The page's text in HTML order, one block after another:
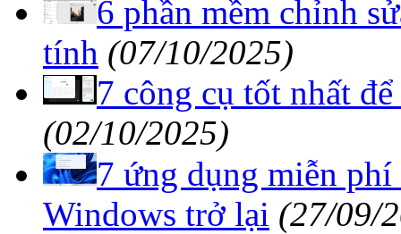
6 phần mềm chỉnh
tính (07/10/2025)
7 công cụ tốt nhất
(02/10/2025)
7 ứng dụng miễn
Windows trở lại (27/09/